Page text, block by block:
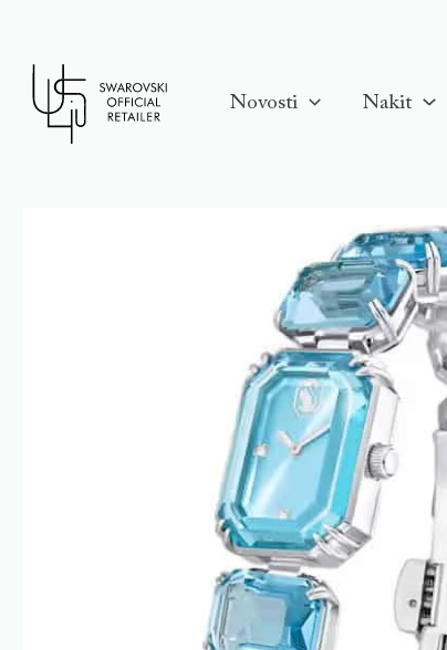
content
Novosti
Nakit